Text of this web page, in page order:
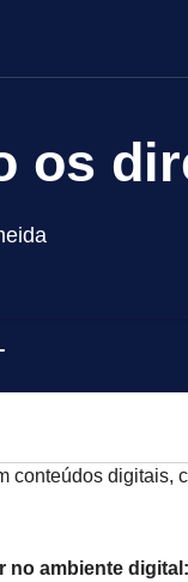
os
conteúdos digitais,
no ambiente digital: